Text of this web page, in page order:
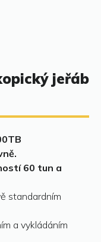
jeřáb
60 tun a
standardním
a vykládáním